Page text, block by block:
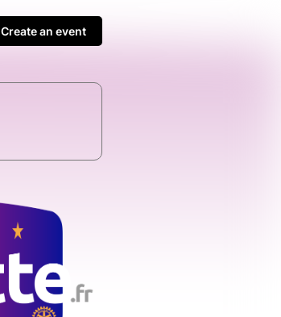
Create an event